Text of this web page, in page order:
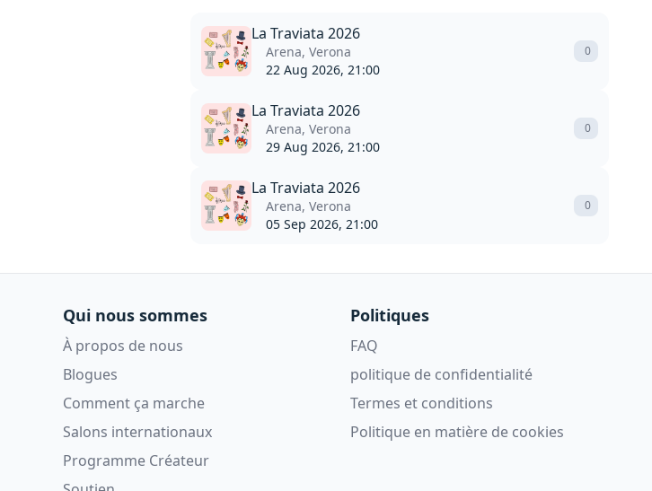
La Traviata 2026
Arena, Verona
22 Aug 2026, 21:00
0
La Traviata 2026
Arena, Verona
29 Aug 2026, 21:00
0
La Traviata 2026
Arena, Verona
05 Sep 2026, 21:00
0
Qui nous sommes
À propos de nous
Blogues
Comment ça marche
Salons internationaux
Programme Créateur
Politiques
FAQ
politique de confidentialité
Termes et conditions
Politique en matière de cookies